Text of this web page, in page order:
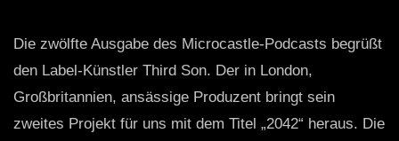
Die zwölfte Ausgabe des Microcastle-Podcasts begrüßt
den Label-Künstler Third Son. Der in London,
Großbritannien, ansässige Produzent bringt sein
zweites Projekt für uns mit dem Titel „2042“ heraus. Die